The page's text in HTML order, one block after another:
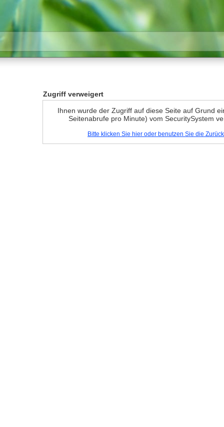
Zugriff verweigert
Ihnen wurde der Zugriff auf diese Seite auf Grund
Seitenabrufe pro Minute) vom SecuritySystem
Bitte klicken Sie hier oder benutzen Sie die